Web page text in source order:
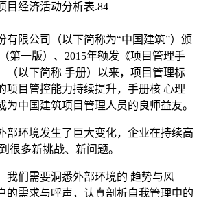
目经济活动分析表.84
有限公司（以下简称为“中国建筑”）颁
第一版）、2015年额发《项目管理手
（以下简称 手册）以来，项目管理标
项目管控能力持续提升，手册核 心理
为中国建筑项目管理人员的良师益友。
部环境发生了巨大变化，企业在持续高
很多新挑战、新问题。
我们需要洞悉外部环境的 趋势与风
的需求与呼声，认真剖析自我管理中的